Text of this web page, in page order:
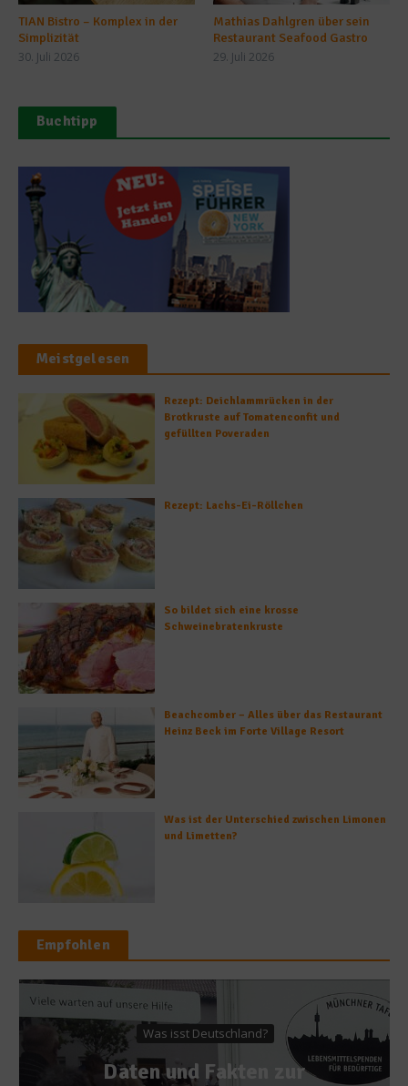
TIAN Bistro – Komplex in der
Simplizität
30. Juli 2026
Mathias Dahlgren über sein
Restaurant Seafood Gastro
29. Juli 2026
Buchtipp
Meistgelesen
Rezept: Deichlammrücken in der
Brotkruste auf Tomatenconfit und
gefüllten Poveraden
Rezept: Lachs-Ei-Röllchen
So bildet sich eine krosse
Schweinebratenkruste
Beachcomber – Alles über das Restaurant
Heinz Beck im Forte Village Resort
Was ist der Unterschied zwischen Limonen
und Limetten?
Empfohlen
Was isst Deutschland?
Daten und Fakten zur